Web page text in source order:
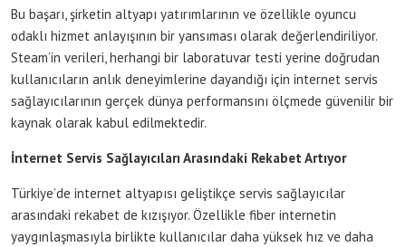
Bu başarı, şirketin altyapı yatırımlarının ve özellikle oyuncu
odaklı hizmet anlayışının bir yansıması olarak değerlendiriliyor.
Steam’in verileri, herhangi bir laboratuvar testi yerine doğrudan
kullanıcıların anlık deneyimlerine dayandığı için internet servis
sağlayıcılarının gerçek dünya performansını ölçmede güvenilir bir
kaynak olarak kabul edilmektedir.
İnternet Servis Sağlayıcıları Arasındaki Rekabet Artıyor
Türkiye’de internet altyapısı geliştikçe servis sağlayıcılar
arasındaki rekabet de kızışıyor. Özellikle fiber internetin
yaygınlaşmasıyla birlikte kullanıcılar daha yüksek hız ve daha